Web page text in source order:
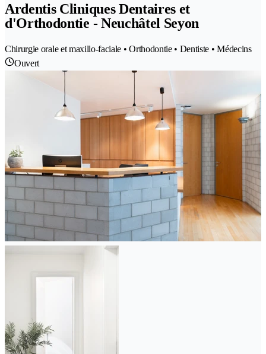
Ardentis Cliniques Dentaires et
d'Orthodontie - Neuchâtel Seyon
Chirurgie orale et maxillo-faciale • Orthodontie • Dentiste • Médecins
Ouvert